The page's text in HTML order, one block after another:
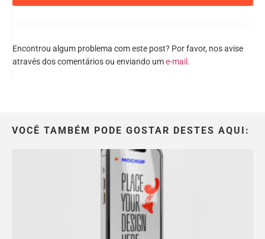
Encontrou algum problema com este post? Por favor, nos avise
através dos comentários ou enviando ume-mail .
VOCÊ TAMBÉM PODE GOSTAR DESTES AQUI: